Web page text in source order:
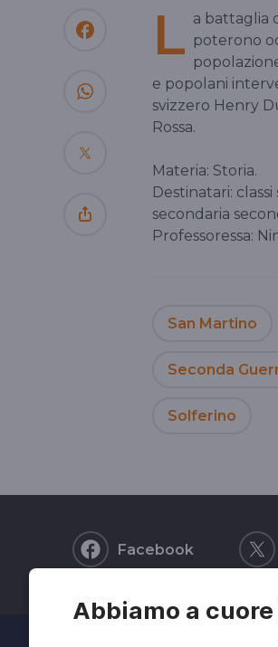
Abbiamo a
L a battaglia
poterono
e popolani
svizzero Henry
Rossa.
Materia: Storia.
Destinatari:
secondaria
Professoressa:
San Martino
Seconda
Solferino
Facebook